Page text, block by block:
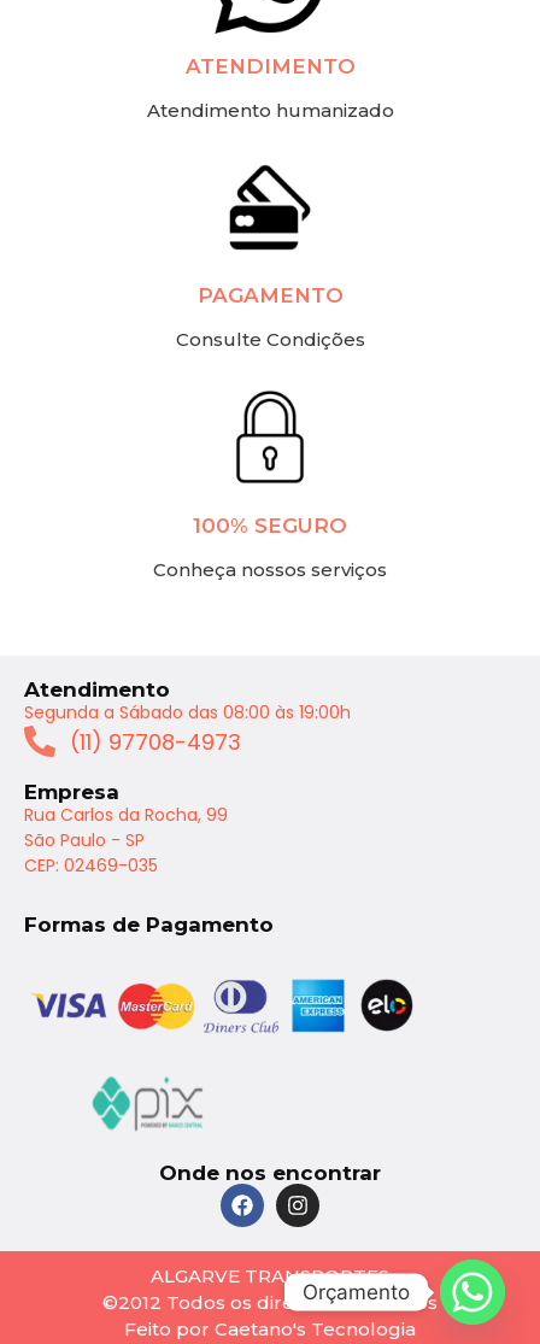
ATENDIMENTO
Atendimento humanizado
PAGAMENTO
Consulte Condições
100% SEGURO
Conheça nossos serviços
Atendimento
Segunda a Sábado das 08:00 às 19:00h
(11) 97708-4973
Empresa
Rua Carlos da Rocha, 99
São Paulo - SP
CEP: 02469-035
Formas de Pagamento
Onde nos encontrar
ALGARVE TRANSPORTES
©2012 Todos os direitos reservados
Feito por Caetano's Tecnologia
Orçamento